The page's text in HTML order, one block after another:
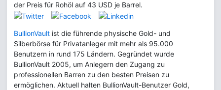
der Preis für Rohöl auf 43 USD je Barrel.
BullionVault ist die führende physische Gold- und
Silberbörse für Privatanleger mit mehr als 95.000
Benutzern in rund 175 Ländern. Gegründet wurde
BullionVault 2005, um Anlegern den Zugang zu
professionellen Barren zu den besten Preisen zu
ermöglichen. Aktuell halten BullionVault-Benutzer Gold,